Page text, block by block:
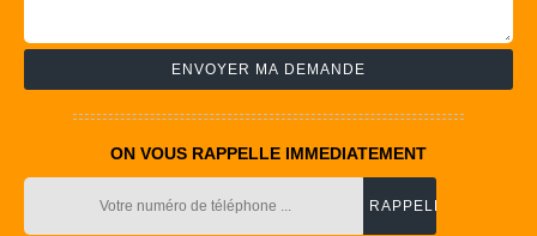
ON VOUS RAPPELLE IMMEDIATEMENT